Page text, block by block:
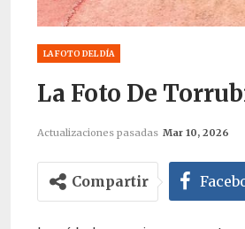
LA FOTO DEL DÍA
La Foto De
Actualizaciones pasadas Mar 10, 2026
Compartir